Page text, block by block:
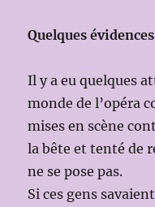
Quelques
Il y a eu quelques
monde de l’opéra
mises en scène
la bête et tenté de
ne se pose pas.
Si ces gens